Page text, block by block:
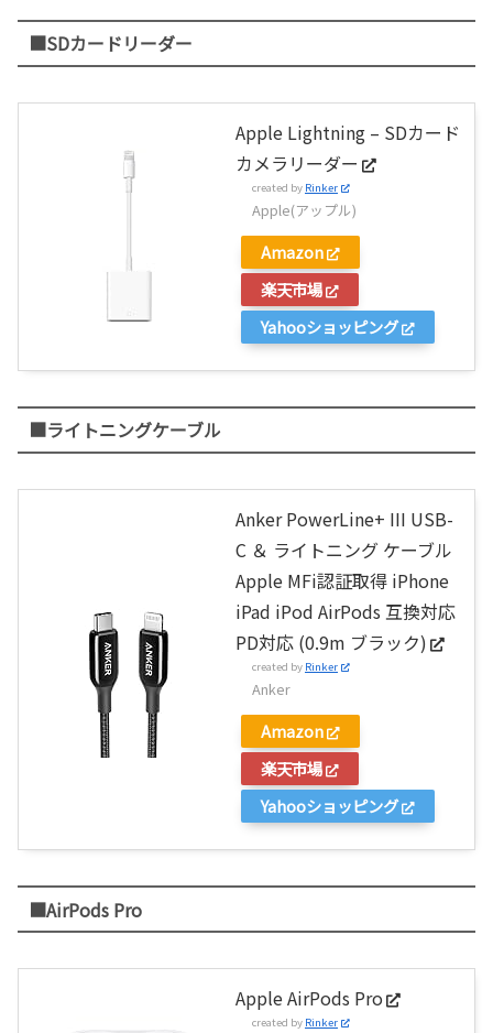
■SDカードリーダー
Apple Lightning – SDカード
カメラリーダー
created by Rinker
Apple(アップル)
Amazon
楽天市場
Yahooショッピング
■ライトニングケーブル
Anker PowerLine+ III USB-
C ＆ ライトニング ケーブル
Apple MFi認証取得 iPhone
iPad iPod AirPods 互換対応
PD対応 (0.9m ブラック)
created by Rinker
Anker
Amazon
楽天市場
Yahooショッピング
■AirPods Pro
Apple AirPods Pro
created by Rinker